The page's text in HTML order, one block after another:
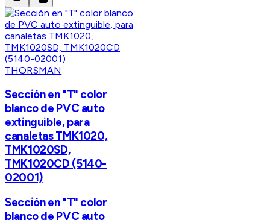
THORSMAN
Sección en "T" color
blanco de PVC auto
extinguible, para
canaletas TMK1020,
TMK1020SD,
TMK1020CD (5140-
02001)
Sección en "T" color
blanco de PVC auto